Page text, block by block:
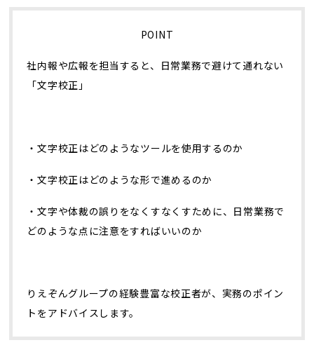
POINT
社内報や広報を担当すると、日常業務で避けて通れない
「文字校正」
・文字校正はどのようなツールを使用するのか
・文字校正はどのような形で進めるのか
・文字や体裁の誤りをなくすなくすために、日常業務で
どのような点に注意をすればいいのか
りえぞんグループの経験豊富な校正者が、実務のポイン
トをアドバイスします。